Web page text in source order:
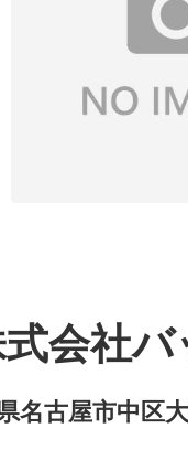
会社
名古屋市中区